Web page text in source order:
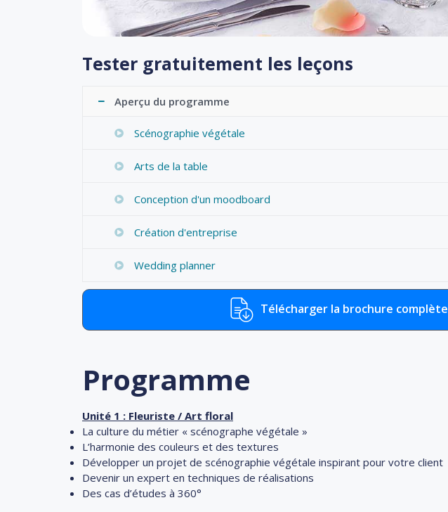
Tester gratuitement les leçons
Aperçu du programme
Scénographie végétale
Arts de la table
Conception d'un moodboard
Création d'entreprise
Wedding planner
Télécharger la brochure complète
Programme
Unité 1 : Fleuriste / Art floral
La culture du métier « scénographe végétale »
L’harmonie des couleurs et des textures
Développer un projet de scénographie végétale inspirant pour votre client
Devenir un expert en techniques de réalisations
Des cas d’études à 360°